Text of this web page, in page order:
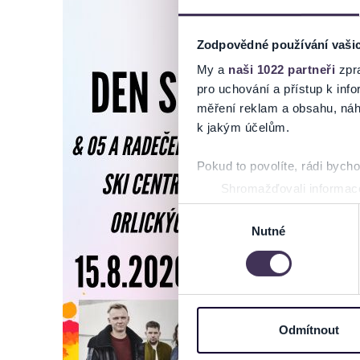
Zodpovědné používání
My a naši 1022 partneři
pro uchování a přístup k
měření reklam a obsahu,
k jakým účelům.
Pokud to povolíte, rádi
Shromažďovali
Identifikovali vaše
Zjistěte více o tom, jak
můžete kdykoliv změnit
informace o vašem zařízení
osobní údaje. Získané
Výběr
souhlasu
Nutné
Odmítnout